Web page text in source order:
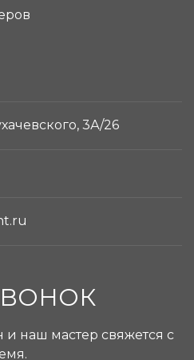
3А/26
и наш мастер свяжется с